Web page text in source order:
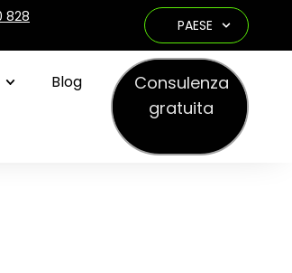
828
PAESE
Blog
Consulenza
gratuita